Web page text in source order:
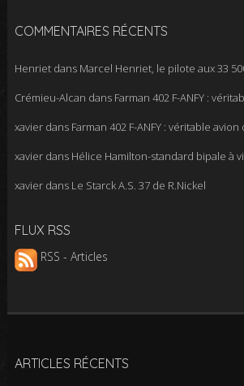
COMMENTAIRES RÉCENTS
Henrietdans Marcel Henriet, le pilote aux 33
Crémieu-Alcan dans Farman 402 F-ANFY :
xavierdans Farman 402 F-ANFY : véritable avion
xavierdans Hélice Hamilton-standard bipale à
xavierdans Le Starck A.S. 37 de R.Nickel
FLUX RSS
RSS - Articles
ARTICLES RÉCENTS